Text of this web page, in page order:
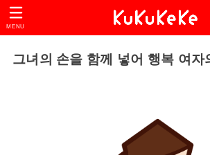
MENU
그녀의 손을 함께 넣어 행복 여자